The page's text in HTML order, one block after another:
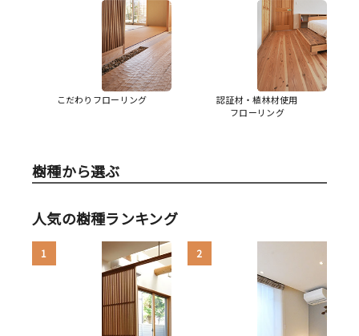
こだわりフローリング
認証材・植林材使用
フローリング
樹種から選ぶ
人気の樹種ランキング
1 2